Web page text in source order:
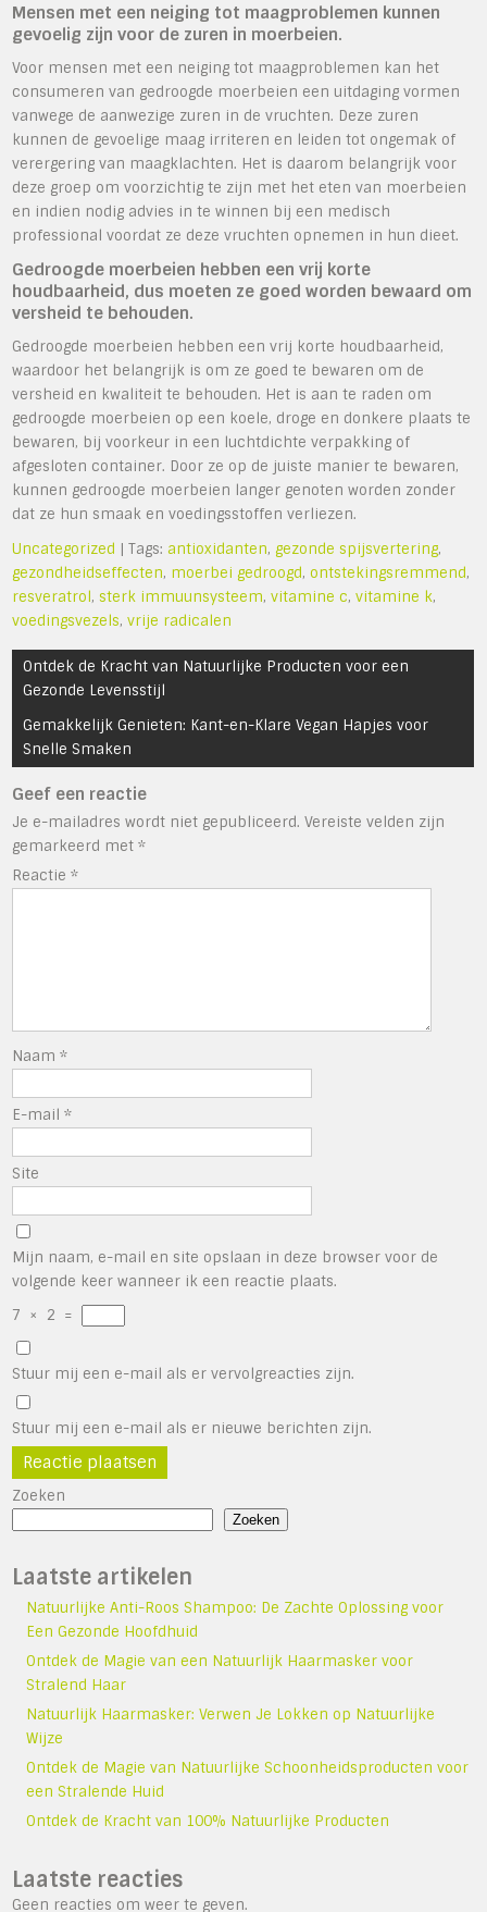
Mensen met een neiging tot maagproblemen kunnen
gevoelig zijn voor de zuren in moerbeien.
Voor mensen met een neiging tot maagproblemen kan het
consumeren van gedroogde moerbeien een uitdaging vormen
vanwege de aanwezige zuren in de vruchten. Deze zuren
kunnen de gevoelige maag irriteren en leiden tot ongemak of
verergering van maagklachten. Het is daarom belangrijk voor
deze groep om voorzichtig te zijn met het eten van moerbeien
en indien nodig advies in te winnen bij een medisch
professional voordat ze deze vruchten opnemen in hun dieet.
Gedroogde moerbeien hebben een vrij korte
houdbaarheid, dus moeten ze goed worden bewaard om
versheid te behouden.
Gedroogde moerbeien hebben een vrij korte houdbaarheid,
waardoor het belangrijk is om ze goed te bewaren om de
versheid en kwaliteit te behouden. Het is aan te raden om
gedroogde moerbeien op een koele, droge en donkere plaats te
bewaren, bij voorkeur in een luchtdichte verpakking of
afgesloten container. Door ze op de juiste manier te bewaren,
kunnen gedroogde moerbeien langer genoten worden zonder
dat ze hun smaak en voedingsstoffen verliezen.
Uncategorized | Tags: antioxidanten,gezonde spijsvertering,
gezondheidseffecten, moerbei gedroogd,ontstekingsremmend,
resveratrol,sterk immuunsysteem,vitamine c,vitamine k,
voedingsvezels,vrije radicalen
Bericht
navigatie
Ontdek de Kracht van Natuurlijke Producten voor een
Gezonde Levensstijl
Gemakkelijk Genieten: Kant-en-Klare Vegan Hapjes voor
Snelle Smaken
Geef een reactie
Je e-mailadres wordt niet gepubliceerd. Vereiste velden zijn
gemarkeerd met*
Reactie*
Naam*
E-mail*
Site
Mijn naam, e-mail en site opslaan in deze browser voor de
volgende keer wanneer ik een reactie plaats.
7 × 2 =
Stuur mij een e-mail als er vervolgreacties zijn.
Stuur mij een e-mail als er nieuwe berichten zijn.
Zoeken
Zoeken
Laatste artikelen
Natuurlijke Anti-Roos Shampoo: De Zachte Oplossing voor
Een Gezonde Hoofdhuid
Ontdek de Magie van een Natuurlijk Haarmasker voor
Stralend Haar
Natuurlijk Haarmasker: Verwen Je Lokken op Natuurlijke
Wijze
Ontdek de Magie van Natuurlijke Schoonheidsproducten voor
een Stralende Huid
Ontdek de Kracht van 100% Natuurlijke Producten
Laatste reacties
Geen reacties om weer te geven.